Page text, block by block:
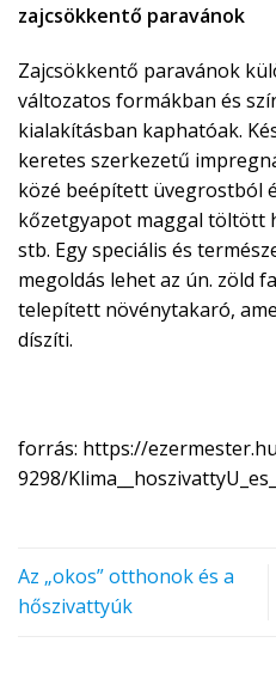
zajcsökkentő paravánok
Zajcsökkentő paravánok
változatos formákban és
kialakításban kaphatóak.
keretes szerkezetű
közé beépített üvegrostból
kőzetgyapot maggal töltött
stb. Egy speciális és
megoldás lehet az ún. zöld
telepített növénytakaró,
díszíti.
forrás: https://
9298/
Az „okos” otthonok és a
hőszivattyúk